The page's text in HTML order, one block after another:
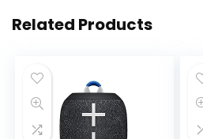
Related Products